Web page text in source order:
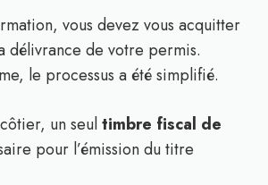
vous devez vous acquitter
délivrance de votre permis.
le processus a été simplifié.
un seultimbre fiscal de
pour l’émission du titre